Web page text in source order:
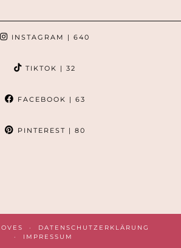
INSTAGRAM | 640
TIKTOK | 32
FACEBOOK | 63
PINTEREST | 80
DATENSCHUTZERKLÄRUNG
IMPRESSUM